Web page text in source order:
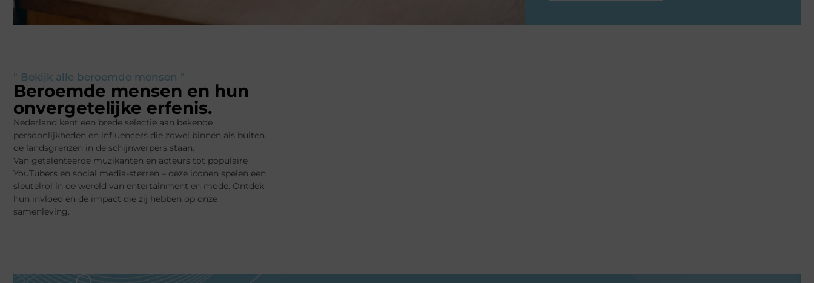
" Bekijk alle beroemde mensen "
Beroemde mensen en hun
onvergetelijke erfenis.
Nederland kent een brede selectie aan bekende
persoonlijkheden en influencers die zowel binnen als buiten
de landsgrenzen in de schijnwerpers staan.
Van getalenteerde muzikanten en acteurs tot populaire
YouTubers en social media-sterren – deze iconen spelen een
sleutelrol in de wereld van entertainment en mode. Ontdek
hun invloed en de impact die zij hebben op onze
samenleving.